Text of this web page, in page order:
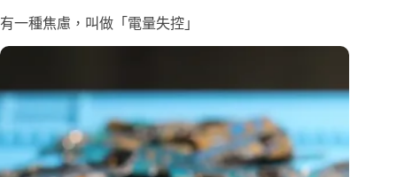
有一種焦慮，叫做「電量失控」